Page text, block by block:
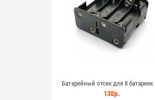
Батарейный отсек для 8 батареек
(пальчиковые) сразъем типа
130р.